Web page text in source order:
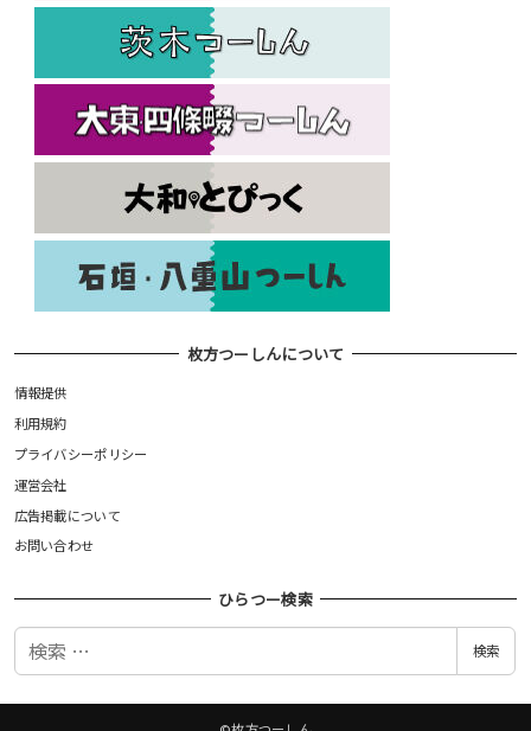
枚方つーしんについて
情報提供
利用規約
プライバシーポリシー
運営会社
広告掲載について
お問い合わせ
ひらつー検索
検
検索